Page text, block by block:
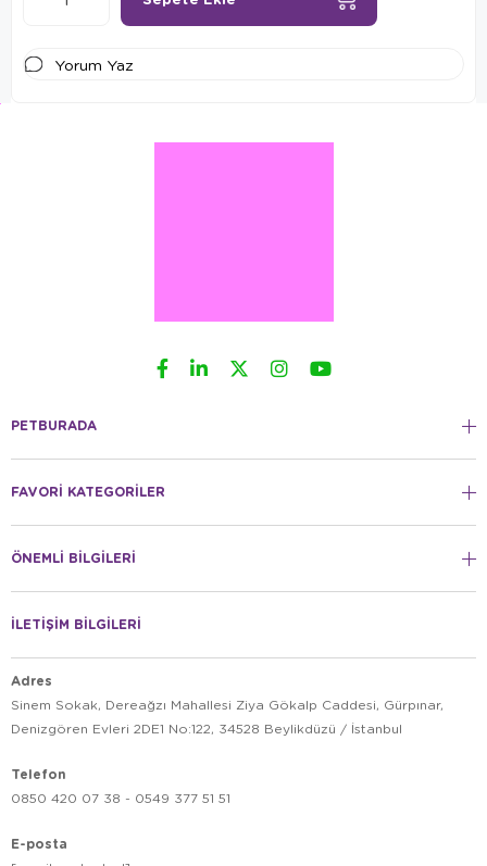
Yorum Yaz
PETBURADA
FAVORİ KATEGORİLER
ÖNEMLİ BİLGİLERİ
İLETİŞİM BİLGİLERİ
Adres
Sinem Sokak, Dereağzı Mahallesi Ziya Gökalp Caddesi, Gürpınar,
Denizgören Evleri 2DE1 No:122, 34528 Beylikdüzü / İstanbul
Telefon
0850 420 07 38 - 0549 377 51 51
E-posta